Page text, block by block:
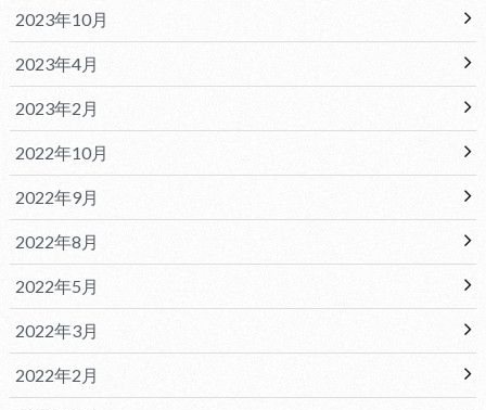
2023年10月
2023年4月
2023年2月
2022年10月
2022年9月
2022年8月
2022年5月
2022年3月
2022年2月